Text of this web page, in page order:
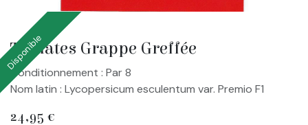
Tomates Grappe Greffée
Disponible
Conditionnement : Par 8
Nom latin : Lycopersicum esculentum var. Premio F1
24,95 €